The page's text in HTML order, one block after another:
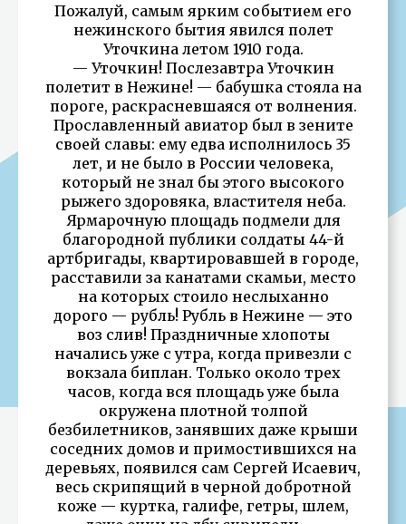
Пожалуй, самым ярким событием его
нежинского бытия явился полет
Уточкина летом 1910 года.
— Уточкин! Послезавтра Уточкин
полетит в Нежине! — бабушка стояла на
пороге, раскрасневшаяся от волнения.
Прославленный авиатор был в зените
своей славы: ему едва исполнилось 35
лет, и не было в России человека,
который не знал бы этого высокого
рыжего здоровяка, властителя неба.
Ярмарочную площадь подмели для
благородной публики солдаты 44-й
артбригады, квартировавшей в городе,
расставили за канатами скамьи, место
на которых стоило неслыханно
дорого — рубль! Рубль в Нежине — это
воз слив! Праздничные хлопоты
начались уже с утра, когда привезли с
вокзала биплан. Только около трех
часов, когда вся площадь уже была
окружена плотной толпой
безбилетников, занявших даже крыши
соседних домов и примостившихся на
деревьях, появился сам Сергей Исаевич,
весь скрипящий в черной добротной
коже — куртка, галифе, гетры, шлем,